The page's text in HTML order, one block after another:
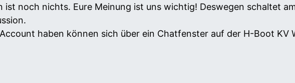
ist noch nichts. Eure Meinung ist uns wichtig! Deswegen schaltet
haben können sich über ein Chatfenster auf der H-Boot KV